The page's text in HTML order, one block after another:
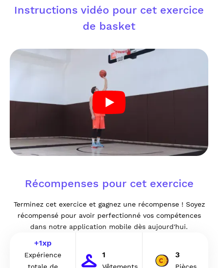
Instructions vidéo pour cet exercice
de basket
Récompenses pour cet exercice
Terminez cet exercice et gagnez une récompense ! Soyez
récompensé pour avoir perfectionné vos compétences
dans notre application mobile dès aujourd'hui.
+1xp
Expérience
1 3